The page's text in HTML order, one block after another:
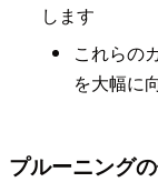
します
これらの
を大幅に
プルーニング